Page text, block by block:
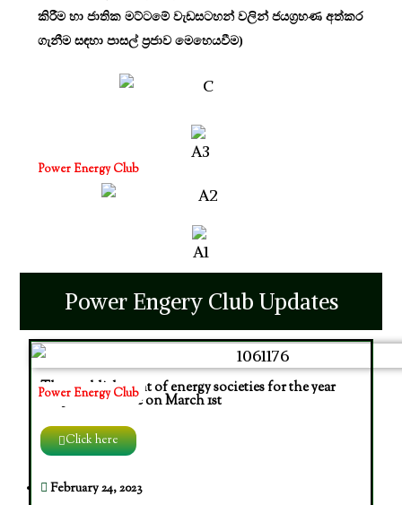
කිරීම හා ජාතික මට්ටමේ වැඩසටහන් වලින් ජයග්‍රහණ අත්කර
ගැනීම සඳහා පාසල් ප්‍රජාව මෙහෙයවීම)
Power Engery Club Updates
Power Energy Club
The establishment of energy societies for the year
2023 will be done on March 1st
Click here
February 24, 2023
Power Energy Club